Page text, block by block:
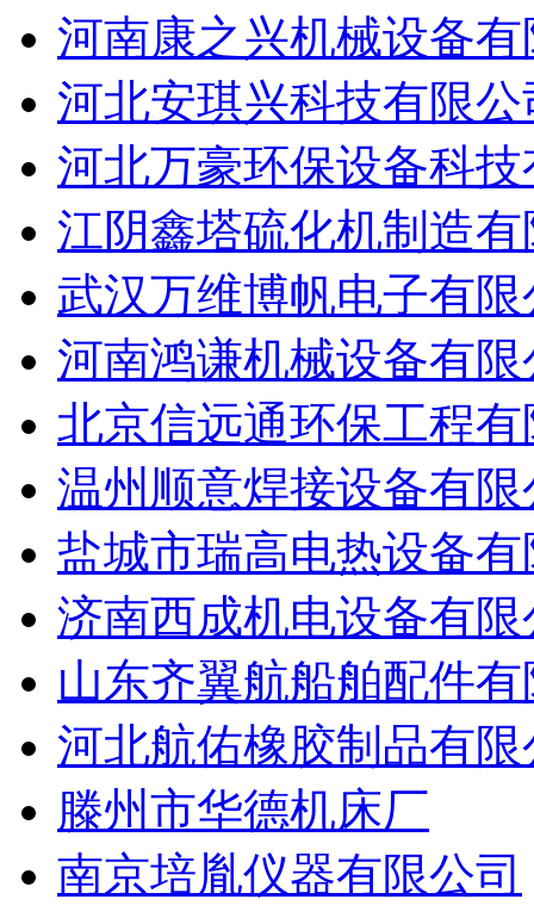
河南康之兴机械设备
河北安琪兴科技有限公
河北万豪环保设备科
江阴鑫塔硫化机制造
武汉万维博帆电子有限
河南鸿谦机械设备有限
北京信远通环保工程
温州顺意焊接设备有限
盐城市瑞高电热设备
济南西成机电设备有限
山东齐翼航船舶配件
河北航佑橡胶制品有限
滕州市华德机床厂
南京培胤仪器有限公司